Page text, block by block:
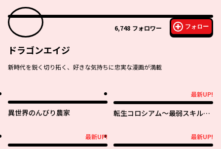
6,748 フォロワー フォロー
ドラゴンエイジ
新時代を鋭く切り拓く、好きな気持ちに忠実な漫画が満載
異世界のんびり農家
最新UP!
転生コロシアム～最弱スキルで
最新UP! 最新UP!